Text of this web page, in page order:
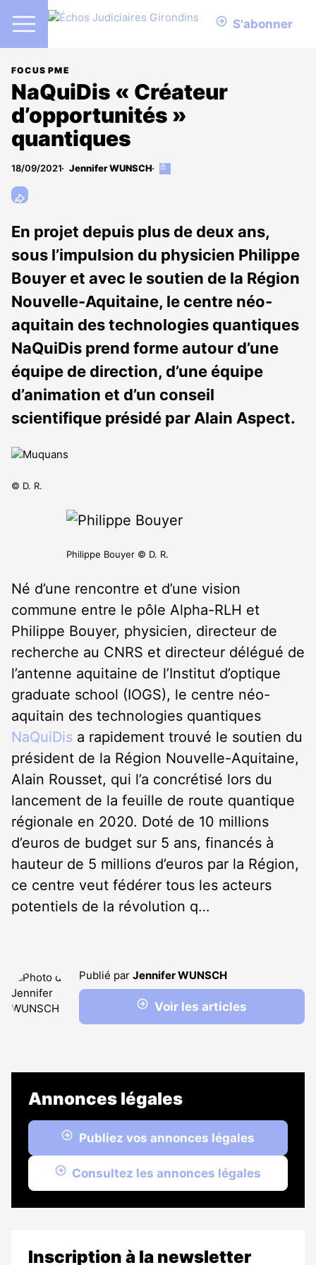
S'abonner
FOCUS PME
NaQuiDis « Créateur
d’opportunités »
quantiques
18/09/2021 Jennifer WUNSCH
Cet
abonnés
En projet depuis plus de deux ans,
sous l’impulsion du physicien Philippe
Bouyer et avec le soutien de la Région
Nouvelle-Aquitaine, le centre néo-
aquitain des technologies quantiques
NaQuiDis prend forme autour d’une
équipe de direction, d’une équipe
d’animation et d’un conseil
scientifique présidé par Alain Aspect.
© D. R.
Philippe Bouyer © D. R.
Né d’une rencontre et d’une vision
commune entre le pôle Alpha-RLH et
Philippe Bouyer, physicien, directeur de
recherche au CNRS et directeur délégué de
l’antenne aquitaine de l’Institut d’optique
graduate school (IOGS), le centre néo-
aquitain des technologies quantiques
NaQuiDis a rapidement trouvé le soutien du
président de la Région Nouvelle-Aquitaine,
Alain Rousset, qui l’a concrétisé lors du
lancement de la feuille de route quantique
régionale en 2020. Doté de 10 millions
d’euros de budget sur 5 ans, financés à
hauteur de 5 millions d’euros par la Région,
ce centre veut fédérer tous les acteurs
potentiels de la révolution q…
Publié par Jennifer WUNSCH
Voir les articles
Annonces légales
Publiez vos annonces légales
Consultez les annonces légales
Inscription à la newsletter